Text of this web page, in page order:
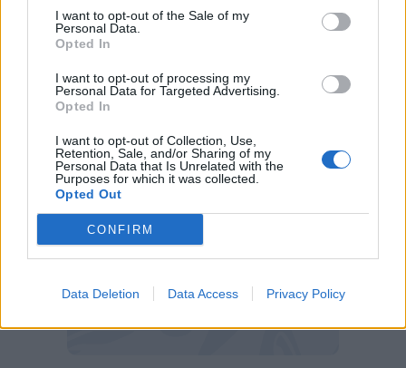
I want to opt-out of the Sale of my
Personal Data.
Opted In
I want to opt-out of processing my
Personal Data for Targeted Advertising.
Opted In
I want to opt-out of Collection, Use,
Retention, Sale, and/or Sharing of my
Personal Data that Is Unrelated with the
Purposes for which it was collected.
Opted Out
CONFIRM
Data Deletion Data Access Privacy Policy
Inter, Taremi salta il Mondiale per Club (Getty Images)